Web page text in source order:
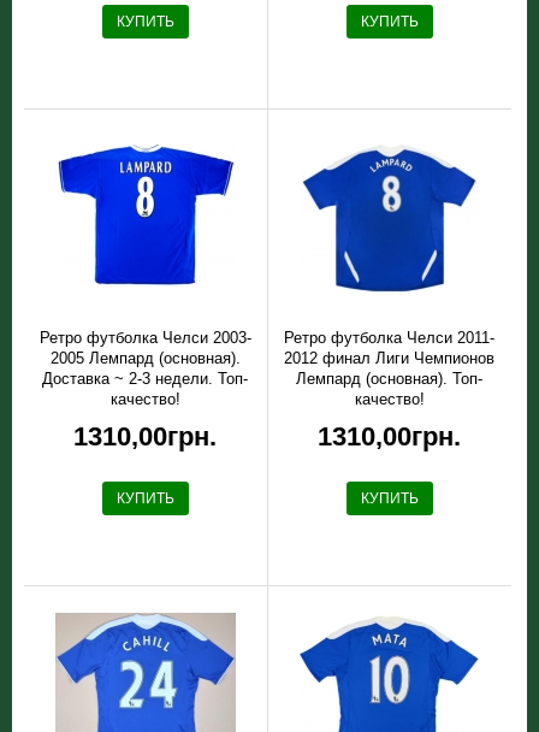
КУПИТЬ КУПИТЬ
Ретро футболка Челси 2003-
2005 Лемпард (основная).
Доставка ~ 2-3 недели. Топ-
качество!
1310,00грн.
КУПИТЬ
Ретро футболка Челси 2011-
2012 финал Лиги Чемпионов
Лемпард (основная). Топ-
качество!
1310,00грн.
КУПИТЬ